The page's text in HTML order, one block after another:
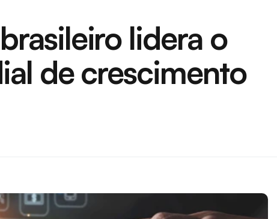
lidera o
de crescimento